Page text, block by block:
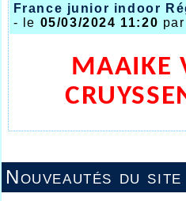
Nouveautés du site
France junior indoor
- le 05/03/2024 11:20 par
MAAIKE
FRANCE